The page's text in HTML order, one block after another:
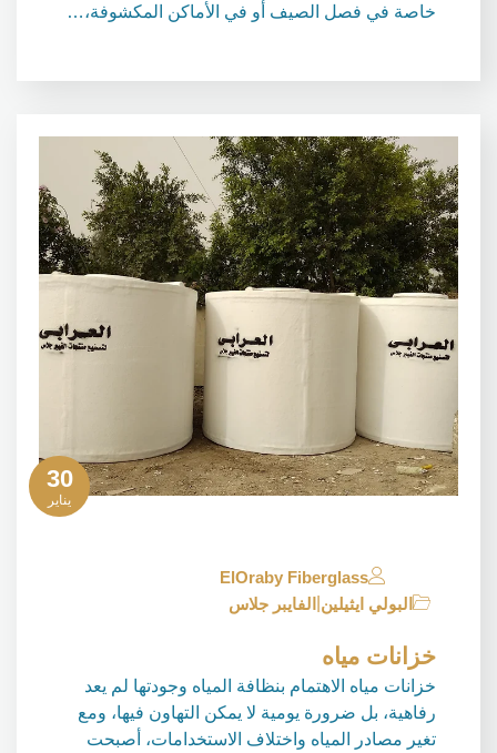
خاصة في فصل الصيف أو في الأماكن المكشوفة،…
30
يناير
ElOraby Fiberglass
البولي ايثيلين الفايبر جلاس
خزانات مياه
خزانات مياه الاهتمام بنظافة المياه وجودتها لم يعد
رفاهية، بل ضرورة يومية لا يمكن التهاون فيها، ومع
تغير مصادر المياه واختلاف الاستخدامات، أصبحت